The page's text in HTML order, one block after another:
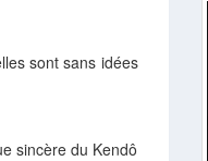
sont sans idées
sincère du Kendô